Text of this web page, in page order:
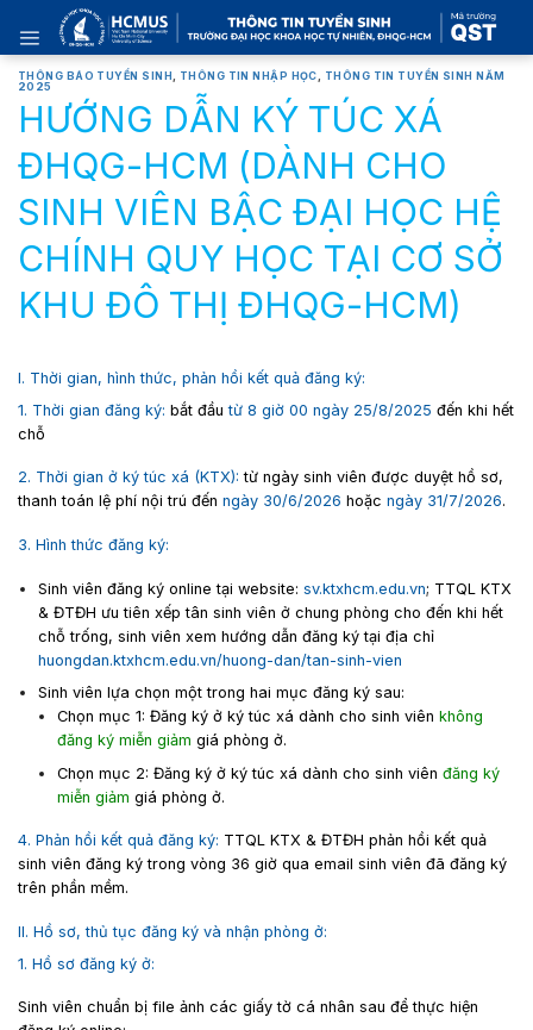
content
THÔNG BÁO TUYỂN SINH THÔNG TIN NHẬP HỌC
THÔNG TIN TUYỂN SINH NĂM
2025
HƯỚNG DẪN KÝ TÚC XÁ
ĐHQG-HCM (DÀNH CHO
SINH VIÊN BẬC ĐẠI HỌC HỆ
CHÍNH QUY HỌC TẠI CƠ SỞ
KHU ĐÔ THỊ ĐHQG-HCM)
I. Thời gian, hình thức, phản hồi kết quả đăng ký:
1. Thời gian đăng ký: bắt đầutừ 8 giờ 00 ngày 25/8/2025 đến khi hết
chỗ
2. Thời gian ở ký túc xá (KTX): từ ngày sinh viên được duyệt hồ sơ,
thanh toán lệ phí nội trú đến ngày 30/6/2026 hoặc ngày 31/7/2026.
3. Hình thức đăng ký:
Sinh viên đăng ký online tại website: sv.ktxhcm.edu.vn; TTQL KTX
& ĐTĐH ưu tiên xếp tân sinh viên ở chung phòng cho đến khi hết
chỗ trống, sinh viên xem hướng dẫn đăng ký tại địa chỉ
huongdan.ktxhcm.edu.vn/huong-dan/tan-sinh-vien
Sinh viên lựa chọn một trong hai mục đăng ký sau:
Chọn mục 1: Đăng ký ở ký túc xá dành cho sinh viênkhông
đăng ký miễn giảm giá phòng ở.
Chọn mục 2: Đăng ký ở ký túc xá dành cho sinh viênđăng ký
miễn giảm giá phòng ở.
4. Phản hồi kết quả đăng ký: TTQL KTX & ĐTĐH phản hồi kết quả
sinh viên đăng ký trong vòng 36 giờ qua email sinh viên đã đăng ký
trên phần mềm.
II. Hồ sơ, thủ tục đăng ký và nhận phòng ở:
1. Hồ sơ đăng ký ở:
Sinh viên chuẩn bị file ảnh các giấy tờ cá nhân sau để thực hiện